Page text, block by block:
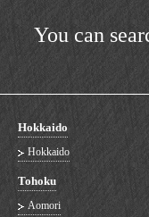
You can
Hokkaido
Hokkaido
Tohoku
Aomori